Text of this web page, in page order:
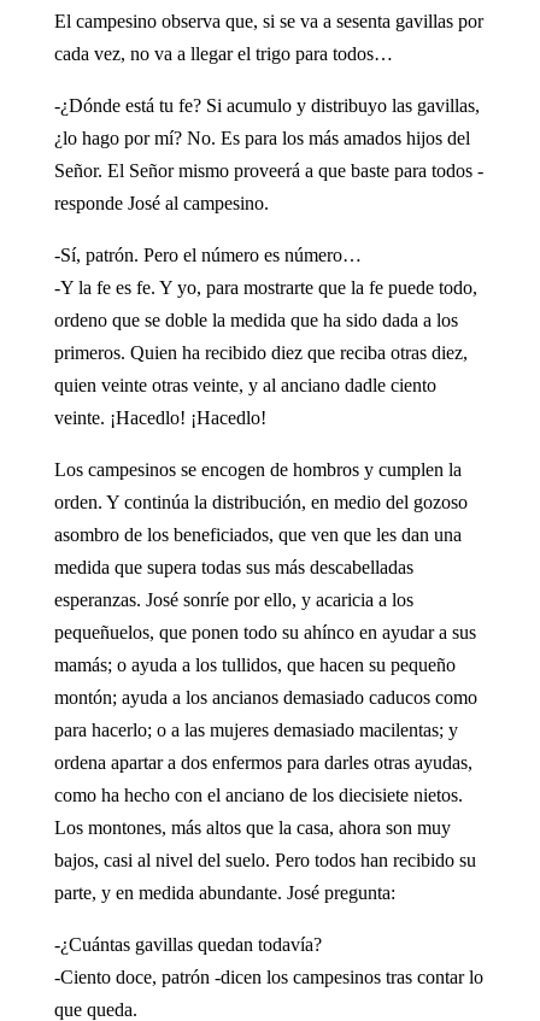
El campesino observa que, si se va a sesenta gavillas por
cada vez, no va a llegar el trigo para todos…
-¿Dónde está tu fe? Si acumulo y distribuyo las gavillas,
¿lo hago por mí? No. Es para los más amados hijos del
Señor. El Señor mismo proveerá a que baste para todos -
responde José al campesino.
-Sí, patrón. Pero el número es número…
-Y la fe es fe. Y yo, para mostrarte que la fe puede todo,
ordeno que se doble la medida que ha sido dada a los
primeros. Quien ha recibido diez que reciba otras diez,
quien veinte otras veinte, y al anciano dadle ciento
veinte. ¡Hacedlo! ¡Hacedlo!
Los campesinos se encogen de hombros y cumplen la
orden. Y continúa la distribución, en medio del gozoso
asombro de los beneficiados, que ven que les dan una
medida que supera todas sus más descabelladas
esperanzas. José sonríe por ello, y acaricia a los
pequeñuelos, que ponen todo su ahínco en ayudar a sus
mamás; o ayuda a los tullidos, que hacen su pequeño
montón; ayuda a los ancianos demasiado caducos como
para hacerlo; o a las mujeres demasiado macilentas; y
ordena apartar a dos enfermos para darles otras ayudas,
como ha hecho con el anciano de los diecisiete nietos.
Los montones, más altos que la casa, ahora son muy
bajos, casi al nivel del suelo. Pero todos han recibido su
parte, y en medida abundante. José pregunta:
-¿Cuántas gavillas quedan todavía?
-Ciento doce, patrón -dicen los campesinos tras contar lo
que queda.